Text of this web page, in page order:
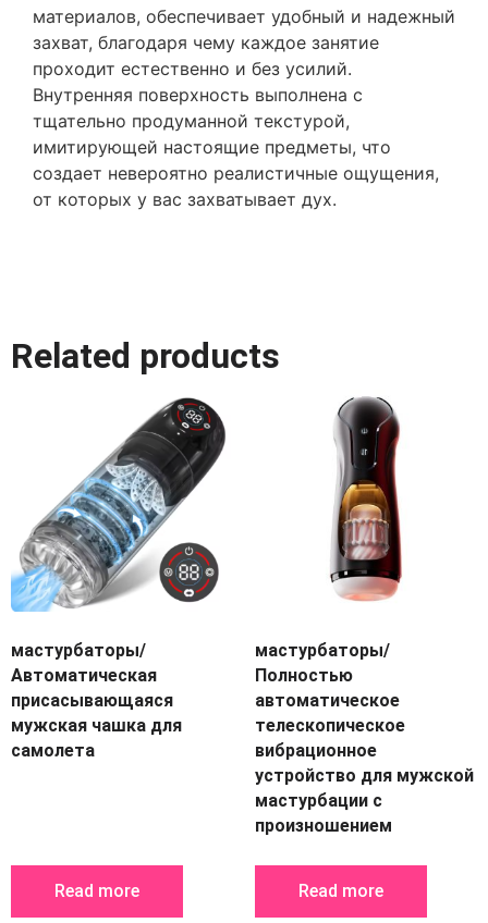
материалов, обеспечивает удобный и надежный
захват, благодаря чему каждое занятие
проходит естественно и без усилий.
Внутренняя поверхность выполнена с
тщательно продуманной текстурой,
имитирующей настоящие предметы, что
создает невероятно реалистичные ощущения,
от которых у вас захватывает дух.
Related products
мастурбаторы/
Автоматическая
присасывающаяся
мужская чашка для
самолета
Read more
мастурбаторы/
Полностью
автоматическое
телескопическое
вибрационное
устройство для мужской
мастурбации с
произношением
Read more